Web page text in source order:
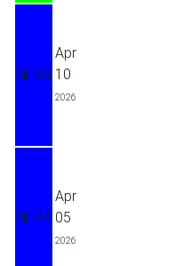
Nr. 45
Apr
10
2026
Nr. 44
Apr
05
2026